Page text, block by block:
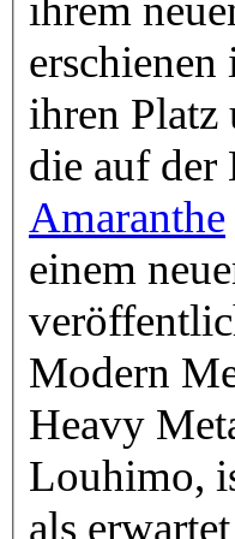
ihren Platz
die auf der
Amaranthe
einem
Modern
Heavy
Louhimo,
als